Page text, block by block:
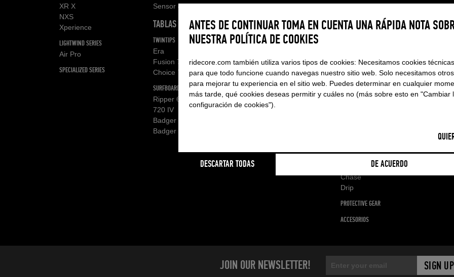
XR X
NXS
Xperience
LIGHTWIND SERIES
Air Pro
SPECIALIZED SERIES
Sensor 4
TABLAS
TWINTIPS
Era
Fusion 7
Choice 7
SURFBOARDS
Ripper 6
720 IV
Badger Pro
Badger II
Twintip y tablas de surf
Bolsas y fundas
Orca Pro Fin
FOILS
CFS Pulse
CFS Stabilizer
CFS Carbon Mast
CFS Aluminium Mast
Roamer E
Chase
Drip
PROTECTIVE GEAR
ACCESORIOS
JOIN OUR NEWSLETTER!
ANTES DE CONTINUAR TOMA EN CUENTA UNA RÁPIDA NOTA
NUESTRA POLÍTICA DE COOKIES
ridecore.com también utiliza varios tipos de cookies: Necesitamos cookies
para que todo funcione cuando navegas nuestro sitio web. Solo necesitamos
para mejorar tu experiencia en el sitio web. Puedes determinar en cualquier
más tarde, qué cookies deseas permitir y cuáles no (más sobre esto en "Cambiar
configuración de cookies").
DESCARTAR TODAS DE ACUERDO